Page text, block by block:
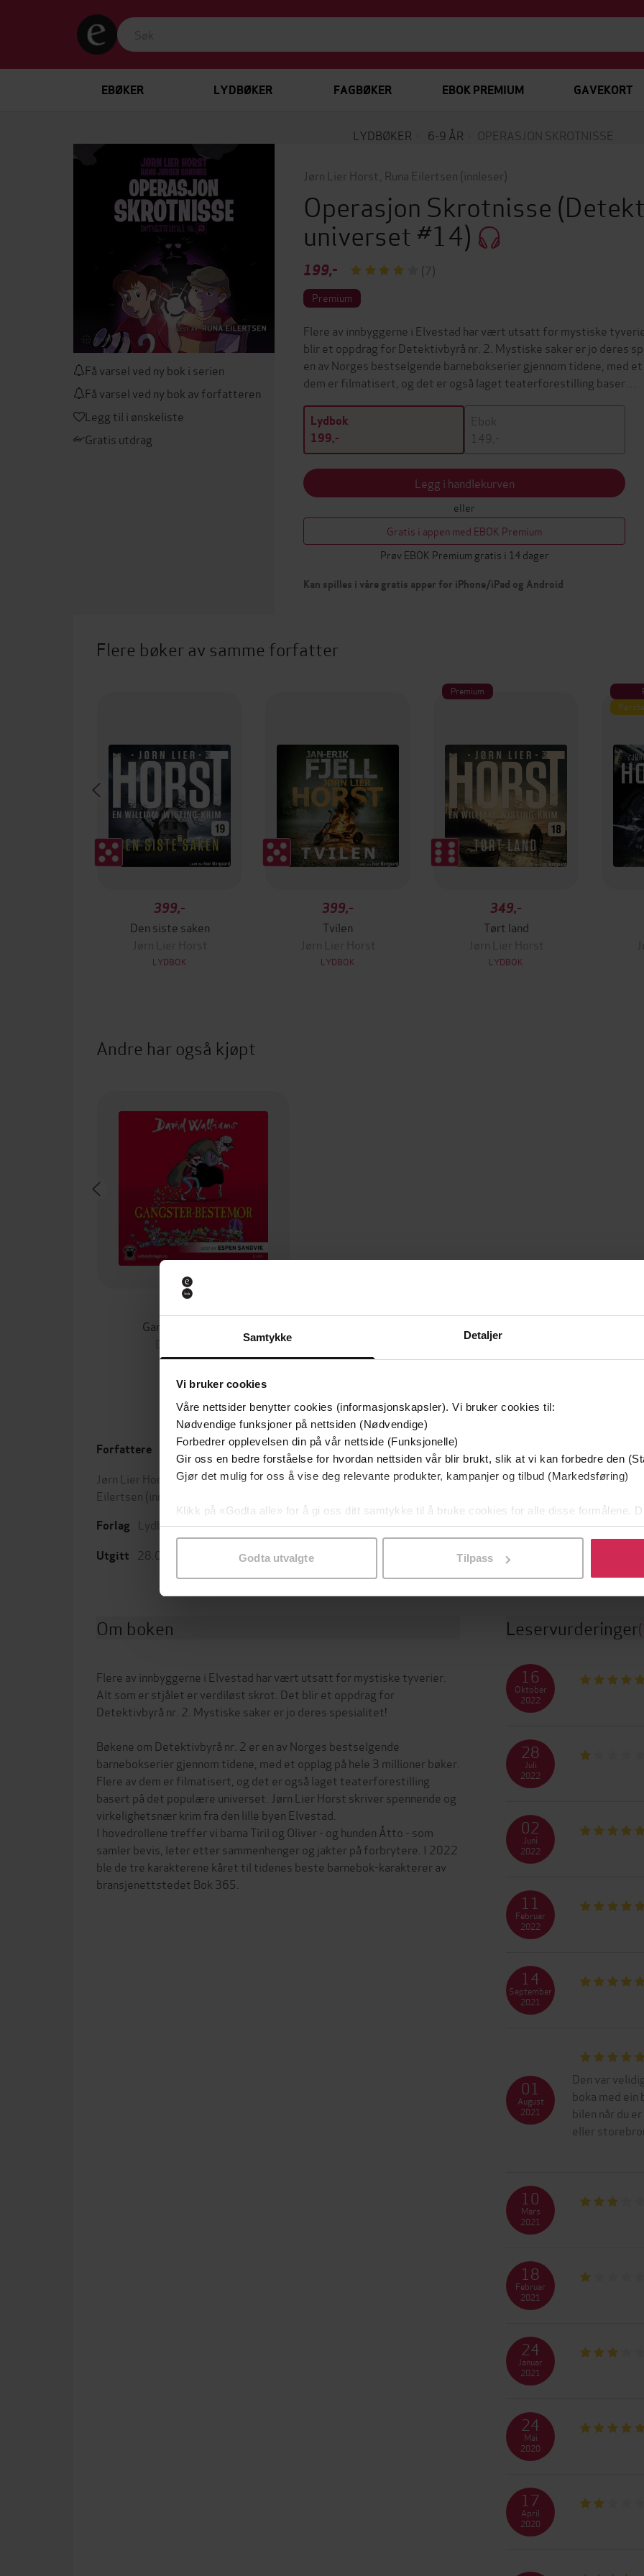
Samtykke Detaljer
Vi bruker cookies
Våre nettsider benytter cookies (informasjonskapsler). Vi bruker cookies til:
Nødvendige funksjoner på nettsiden (Nødvendige)
Forbedrer opplevelsen din på vår nettside (Funksjonelle)
Gir oss en bedre forståelse for hvordan nettsiden vår blir brukt, slik at vi kan forbedre den
Gjør det mulig for oss å vise deg relevante produkter, kampanjer og tilbud (Markedsføring)
Klikk på «Godta alle» for å gi oss ditt samtykke til å bruke cookies for alle disse formålene.
samtykke til spesifikke formål ved å klikke på «Tilpass». Du kan når som helst trekke
Godta utvalgte Tilpass
EBØKER LYDBØKER FAGBØKER EBOK PREMIUM GAVEKORT
LYDBØKER 6-9 ÅR OPERASJON SKROTNISSE
Få varsel ved ny bok i serien
Få varsel ved ny bok av forfatteren
Legg til i ønskeliste
Gratis utdrag
Jørn Lier Horst Runa Eilertsen (innleser)
Operasjon Skrotnisse
universet #14)
199,- (7)
Premium
Flere av innbyggerne i Elvestad har vært utsatt for mystiske
blir et oppdrag for Detektivbyrå nr. 2. Mystiske saker er jo deres
en av Norges bestselgende barnebokserier gjennom tidene, med
dem er filmatisert, og det er også laget teaterforestilling baser…
Lydbok
199,-
Ebok
149,-
Legg i handlekurven
eller
Gratis i appen med EBOK Premium
Prøv EBOK Premium gratis i 14 dager
Kan spilles i våre gratis apper for iPhone/iPad og Android
Flere bøker av samme forfatter
399,-
Den siste saken
Jørn Lier Horst
LYDBOK
399,-
Tvilen
Jørn Lier Horst
LYDBOK
Premium
349,-
Tørt land
Jørn Lier Horst
LYDBOK
Andre har også kjøpt
Gangster-bestemor
LYDBOK
Forfattere
Jørn Lier Horst (forfatter),Runa
Eilertsen (innleser)
Forlag Lydbokforlaget
Utgitt 28.09.2018
Lengde 0:46
Sjanger
Spenning, Krim og mysterier ,
Barnebøker,6-9 år
Serie Detektivbyrå nr. 2-universet
Språk Bokmål
Format mp3
DRM-beskyttelse
Om boken
Flere av innbyggerne i Elvestad har vært utsatt for mystiske tyverier.
Alt som er stjålet er verdiløst skrot. Det blir et oppdrag for
Detektivbyrå nr. 2. Mystiske saker er jo deres spesialitet!
Bøkene om Detektivbyrå nr. 2 er en av Norges bestselgende
barnebokserier gjennom tidene, med et opplag på hele 3 millioner bøker.
Flere av dem er filmatisert, og det er også laget teaterforestilling
basert på det populære universet. Jørn Lier Horst skriver spennende og
virkelighetsnær krim fra den lille byen Elvestad.
I hovedrollene treffer vi barna Tiril og Oliver - og hunden Åtto - som
samler bevis, leter etter sammenhenger og jakter på forbrytere. I 2022
ble de tre karakterene kåret til tidenes beste barnebok-karakterer av
Leservurderinger
16
Oktober
2022
28
Juli
2022
02
Juni
2022
11
Februar
2022
14
September
2021
Den var
boka med ein
bilen når du
eller
01
August
2021
10
Mars
2021
18
Februar
2021
24
Januar
2021
24
Mai
2020
17
April
2020